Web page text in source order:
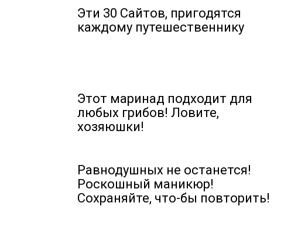
Эти 30 Сайтов, пригодятся
каждому путешественнику
Этот маринад подходит для
любых грибов! Ловите,
хозяюшки!
Равнодушных не останется!
Роскошный маникюр!
Сохраняйте, что-бы повторить!